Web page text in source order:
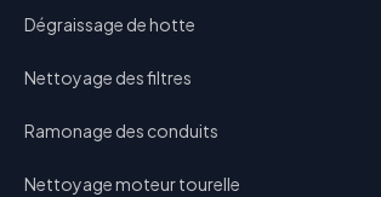
Dégraissage de hotte
Nettoyage des filtres
Ramonage des conduits
Nettoyage moteur tourelle